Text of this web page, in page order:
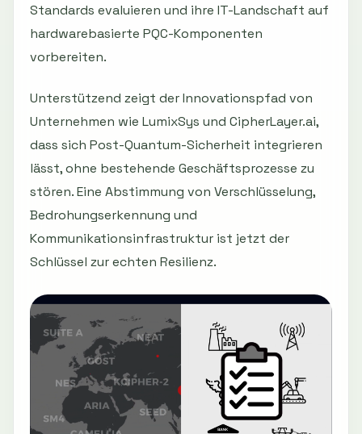
Standards evaluieren und ihre IT-Landschaft auf
hardwarebasierte PQC-Komponenten
vorbereiten.
Unterstützend zeigt der Innovationspfad von
Unternehmen wie LumixSys und CipherLayer.ai,
dass sich Post-Quantum-Sicherheit integrieren
lässt, ohne bestehende Geschäftsprozesse zu
stören. Eine Abstimmung von Verschlüsselung,
Bedrohungserkennung und
Kommunikationsinfrastruktur ist jetzt der
Schlüssel zur echten Resilienz.